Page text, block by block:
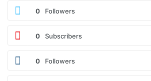
0 Followers
0 Subscribers
0 Followers